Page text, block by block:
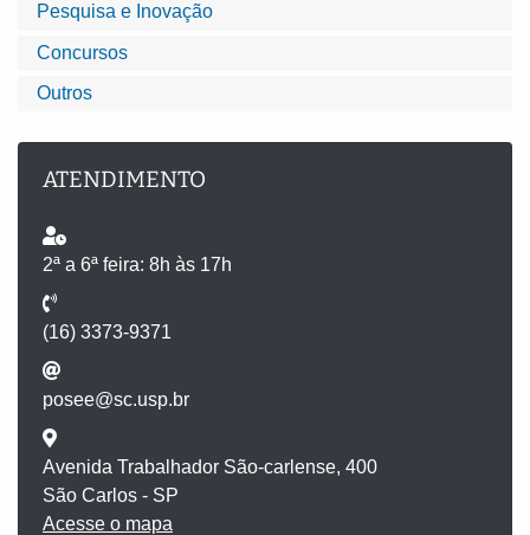
Pesquisa e Inovação
Concursos
Outros
ATENDIMENTO
2ª a 6ª feira: 8h às 17h
(16) 3373-9371
posee@sc.usp.br
Avenida Trabalhador São-carlense, 400
São Carlos - SP
Acesse o mapa